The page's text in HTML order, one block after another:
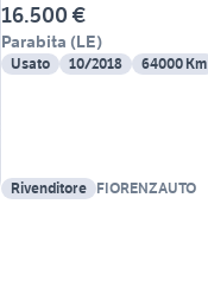
16.500 €
Parabita (LE)
Usato 10/2018 64000 Km
Rivenditore FIORENZAUTO